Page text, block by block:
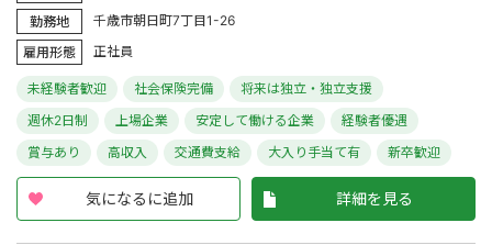
勤務地
千歳市朝日町7丁目1-26
雇用形態
正社員
未経験者歓迎 社会保険完備
将来は独立・独立支援
週休2日制
上場企業 安定して働ける企業
経験者優遇
賞与あり
高収入 交通費支給 大入り手当て有 新卒歓迎
気になるに追加 詳細を見る